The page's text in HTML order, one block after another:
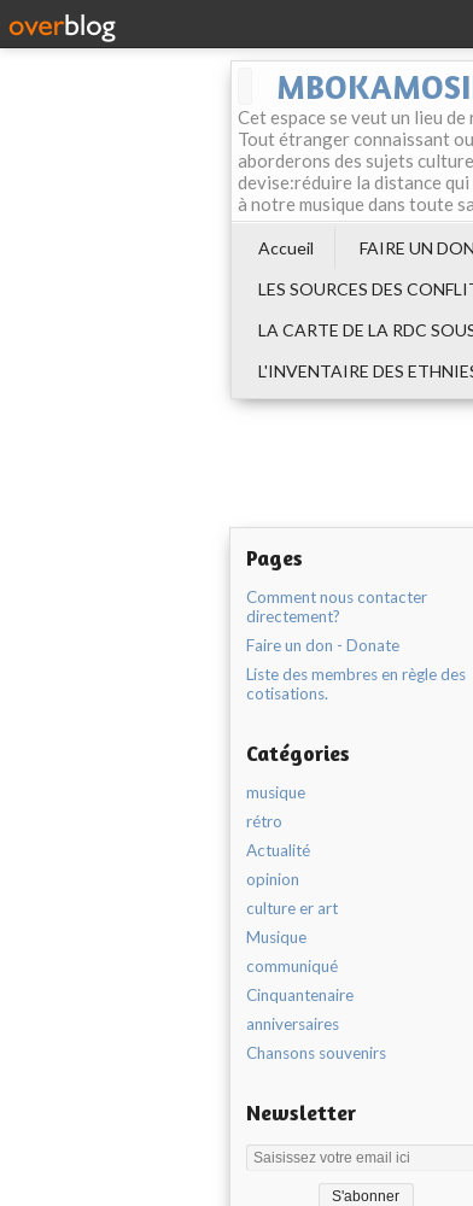
Cet espace se veut un lieu
Tout étranger connaissant
aborderons des sujets
devise:réduire la distance
à notre musique dans toute
Accueil FAIRE UN DON
LES SOURCES DES
LA CARTE DE LA RDC
L'INVENTAIRE DES
Pages
Comment nous contacter
directement?
Faire un don - Donate
Liste des membres en règle des
cotisations.
Catégories
musique
rétro
Actualité
opinion
culture er art
Musique
communiqué
Cinquantenaire
anniversaires
Chansons souvenirs
Newsletter